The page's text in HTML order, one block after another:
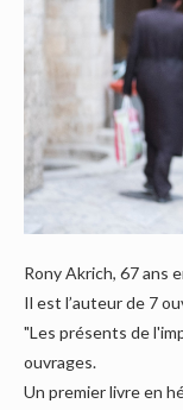
Rony Akrich, 67 ans
Il est l’auteur de 7
"Les présents de
ouvrages.
Un premier livre en